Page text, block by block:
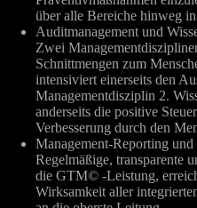
über alle Bereiche hinweg
Auditmanagement und
Zwei
Schnittmengen zum
intensiviert einerseits den
Managementdisziplin 2.
anderseits die positive
Verbesserung durch den
Management-Reporting und
Regelmäßige, transparente
die GTM© -Leistung,
Wirksamkeit aller